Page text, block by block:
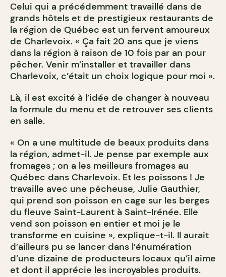
Celui qui a précédemment travaillé dans de
grands hôtels et de prestigieux restaurants de
la région de Québec est un fervent amoureux
de Charlevoix. « Ça fait 20 ans que je viens
dans la région à raison de 10 fois par an pour
pêcher. Venir m’installer et travailler dans
Charlevoix, c’était un choix logique pour moi ».
Là, il est excité à l’idée de changer à nouveau
la formule du menu et de retrouver ses clients
en salle.
« On a une multitude de beaux produits dans
la région, admet-il. Je pense par exemple aux
fromages ; on a les meilleurs fromages au
Québec dans Charlevoix. Et les poissons ! Je
travaille avec une pêcheuse, Julie Gauthier,
qui prend son poisson en cage sur les berges
du fleuve Saint-Laurent à Saint-Irénée. Elle
vend son poisson en entier et moi je le
transforme en cuisine », explique-t-il. Il aurait
d’ailleurs pu se lancer dans l’énumération
d’une dizaine de producteurs locaux qu’il aime
et dont il apprécie les incroyables produits.